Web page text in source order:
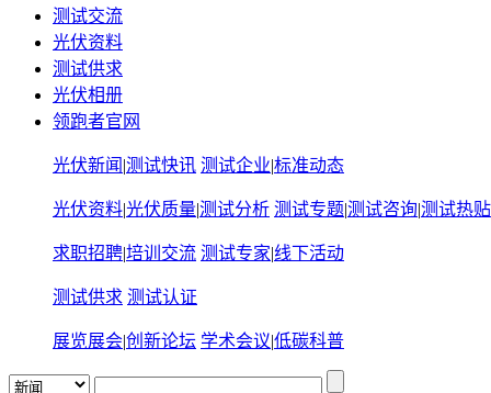
测试交流
光伏资料
测试供求
光伏相册
领跑者官网
光伏新闻 |测试快讯 测试企业|标准动态
光伏资料|光伏质量|测试分析 测试专题|测试咨询|测试热贴
求职招聘|培训交流 测试专家|线下活动
测试供求 测试认证
展览展会|创新论坛 学术会议|低碳科普